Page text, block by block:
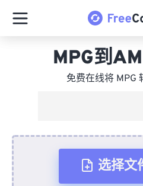
MPG到
免费在线将 MPG
选择文